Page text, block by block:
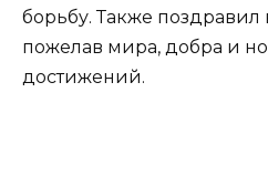
борьбу. Также
пожелав мира, добра и
достижений.